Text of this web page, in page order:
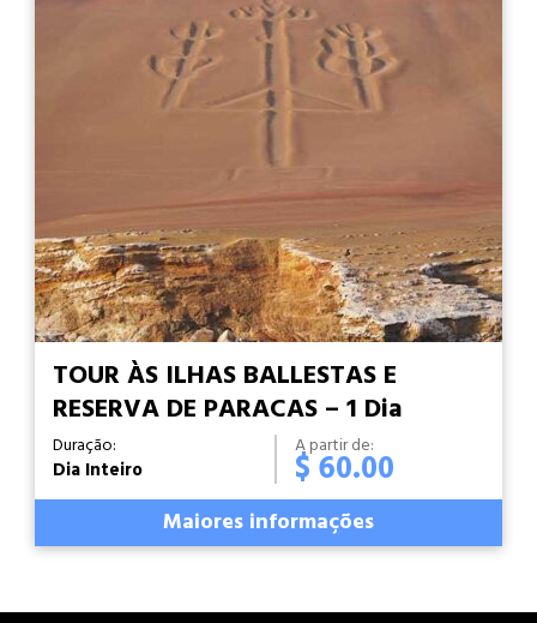
TOUR ÀS ILHAS BALLESTAS E
RESERVA DE PARACAS – 1 Dia
Duração:
Dia Inteiro
A partir de:
$ 60.00
Maiores informações